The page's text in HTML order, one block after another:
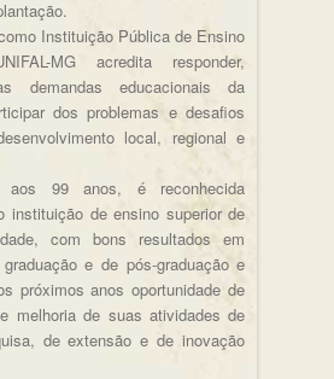
Instituição Pública de Ensino
MG acredita responder,
demandas educacionais da
dos problemas e desafios
local, regional e
aos 99 anos, é reconhecida
instituição de ensino superior de
com bons resultados em
e de pós-graduação e
próximos anos oportunidade de
melhoria de suas atividades de
de extensão e de inovação